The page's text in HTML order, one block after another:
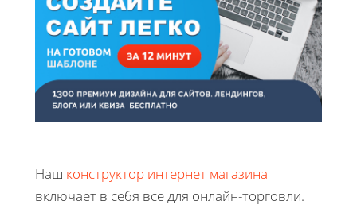
Наш конструктор интернет магазина
включает в себя все для онлайн-торговли.